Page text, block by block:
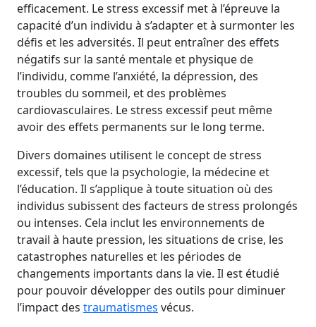
efficacement. Le stress excessif met à l’épreuve la
capacité d’un individu à s’adapter et à surmonter les
défis et les adversités. Il peut entraîner des effets
négatifs sur la santé mentale et physique de
l’individu, comme l’anxiété, la dépression, des
troubles du sommeil, et des problèmes
cardiovasculaires. Le stress excessif peut même
avoir des effets permanents sur le long terme.
Divers domaines utilisent le concept de stress
excessif, tels que la psychologie, la médecine et
l’éducation. Il s’applique à toute situation où des
individus subissent des facteurs de stress prolongés
ou intenses. Cela inclut les environnements de
travail à haute pression, les situations de crise, les
catastrophes naturelles et les périodes de
changements importants dans la vie. Il est étudié
pour pouvoir développer des outils pour diminuer
l’impact des traumatismes vécus.